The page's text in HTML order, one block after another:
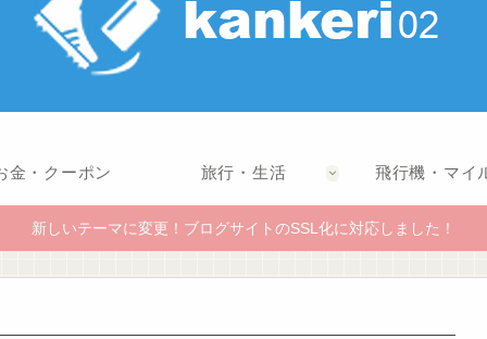
金・クーポン 旅行・生活 飛行機・マイ
新しいテーマに変更！ブログサイトのSSL化に対応しました！